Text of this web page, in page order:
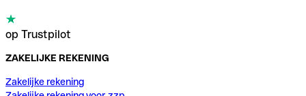
op Trustpilot
ZAKELIJKE REKENING
Zakelijke rekening